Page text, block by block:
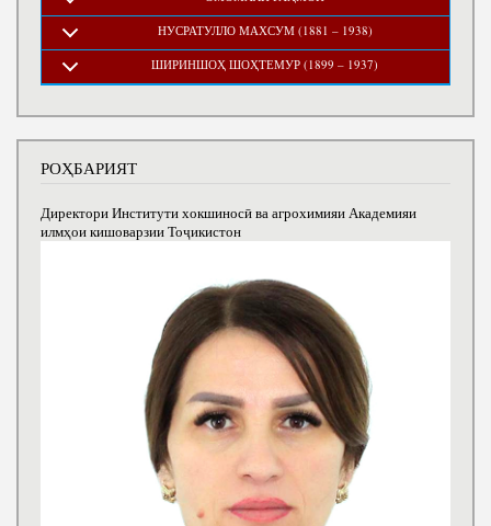
НУСРАТУЛЛО МАХСУМ (1881 – 1938)
ШИРИНШОҲ ШОҲТЕМУР (1899 – 1937)
РОҲБАРИЯТ
Директори Институти хокшиносӣ ва агрохимияи Академияи
илмҳои кишоварзии Тоҷикистон